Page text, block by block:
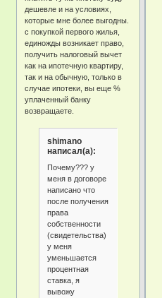
дешевле и на условиях,
которые мне более выгодны.
с покупкой первого жилья,
единожды возникает право,
получить налоговый вычет
как на ипотечную квартиру,
так и на обычную, только в
случае ипотеки, вы еще %
уплаченный банку
возвращаете.
shimano
написал(а):
Почему??? у
меня в договоре
написано что
после получения
права
собственности
(свидетельства)
у меня
уменьшается
процентная
ставка, я
вывожу